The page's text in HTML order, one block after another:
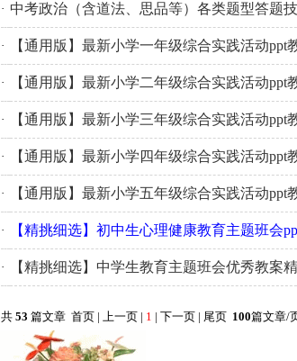
· 中考政治（含道法、思品等）各类题型答题
· 【通用版】最新小学一年级综合实践活动ppt
· 【通用版】最新小学二年级综合实践活动ppt
· 【通用版】最新小学三年级综合实践活动ppt
· 【通用版】最新小学四年级综合实践活动ppt
· 【通用版】最新小学五年级综合实践活动ppt
· 【精挑细选】初中生心理健康教育主题班会
· 【精挑细选】中学生教育主题班会优秀教案
共 53 篇文章 首页 | 上一页 | 1 | 下一页 | 尾页 100篇文章/